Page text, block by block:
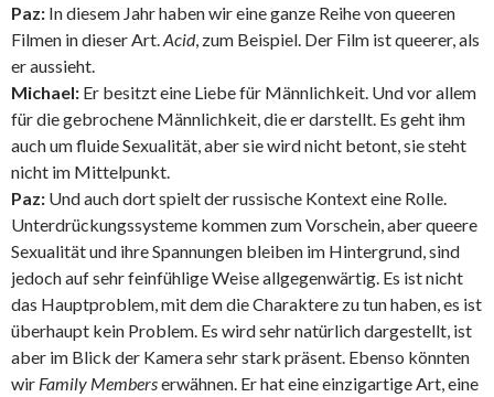
Paz: In diesem Jahr haben wir eine ganze Reihe von queeren
Filmen in dieser Art.Acid, zum Beispiel. Der Film ist queerer, als
er aussieht.
Michael: Er besitzt eine Liebe für Männlichkeit. Und vor allem
für die gebrochene Männlichkeit, die er darstellt. Es geht ihm
auch um fluide Sexualität, aber sie wird nicht betont, sie steht
nicht im Mittelpunkt.
Paz: Und auch dort spielt der russische Kontext eine Rolle.
Unterdrückungssysteme kommen zum Vorschein, aber queere
Sexualität und ihre Spannungen bleiben im Hintergrund, sind
jedoch auf sehr feinfühlige Weise allgegenwärtig. Es ist nicht
das Hauptproblem, mit dem die Charaktere zu tun haben, es ist
überhaupt kein Problem. Es wird sehr natürlich dargestellt, ist
aber im Blick der Kamera sehr stark präsent. Ebenso könnten
wir Family Memberserwähnen. Er hat eine einzigartige Art, eine